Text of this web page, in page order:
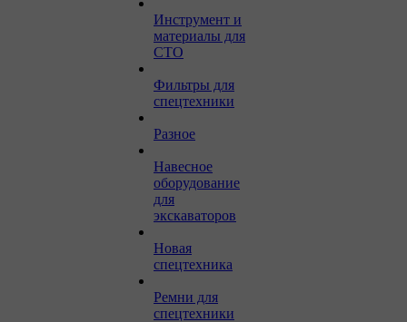
Инструмент и
материалы для
СТО
Фильтры для
спецтехники
Разное
Навесное
оборудование
для
экскаваторов
Новая
спецтехника
Ремни для
спецтехники